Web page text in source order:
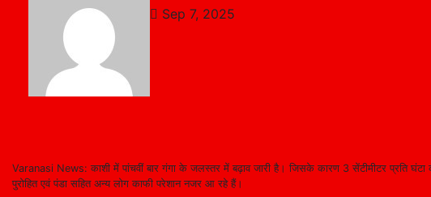
Sep 7, 2025
Varanasi News: काशी में पांचवीं बार गंगा के जलस्तर में बढ़ाव जारी है। जिसके कारण 3 सेंटीमीटर प्रति घंटा
पुरोहित एवं पंडा सहित अन्य लोग काफी परेशान नजर आ रहे हैं।